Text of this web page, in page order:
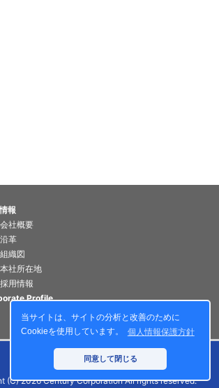
当サイトは、サイトの分析と改善のために
Cookieを使用しています。
個人情報保護方針
同意して閉じる
報
会社概要
沿革
組織図
本社所在地
採用情報
Profile
(C) 2026 Century Corporation All rights reserved.